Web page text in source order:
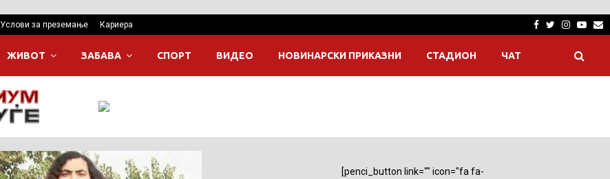
Услови за преземање Кариера Facebook
Twitter
ЖИВОТ ЗАБАВА СПОРТ ВИДЕО НОВИНАРСКИ ПРИКАЗНИ СТАДИОН ЧАТ
[penci_button link="" icon="fa fa-